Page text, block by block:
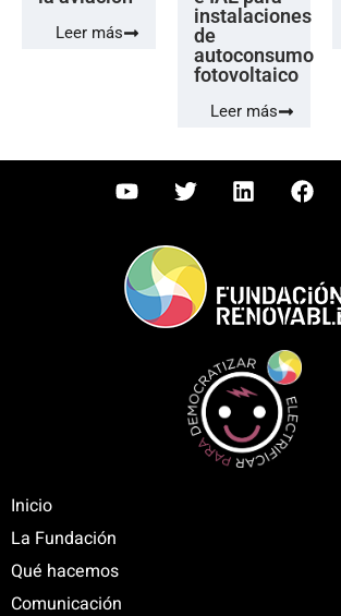
Leer más
instalaciones
de
autoconsumo
fotovoltaico
Leer más
Inicio
La Fundación
Qué hacemos
Comunicación